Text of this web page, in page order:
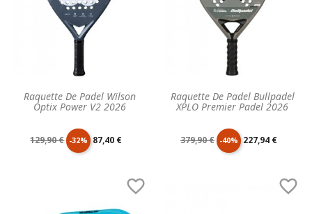
Raquette De Padel Wilson
Optix Power V2 2026
Prix
129,90 € -32% Prix
87,40 €
Raquette De Padel Bullpadel
XPLO Premier Padel 2026
Prix
379,90 € -40% Prix
227,94 €
 